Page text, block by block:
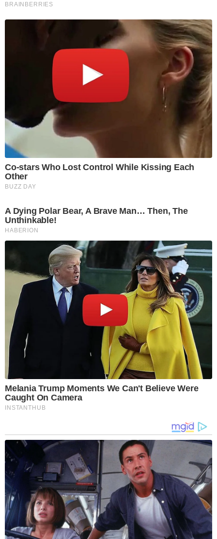
BRAINBERRIES
Co-stars Who Lost Control While Kissing Each
Other
BUZZ DAY
A Dying Polar Bear, A Brave Man… Then, The
Unthinkable!
HABERION
Melania Trump Moments We Can't Believe Were
Caught On Camera
INSTANTHUB